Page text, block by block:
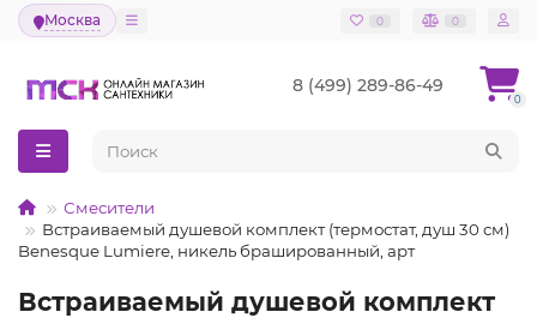
Москва 0 0
8 (499) 289-86-49
0
Смесители
Встраиваемый душевой комплект (термостат, душ 30 см)
Benesque Lumiere, никель брашированный, арт
Встраиваемый душевой комплект